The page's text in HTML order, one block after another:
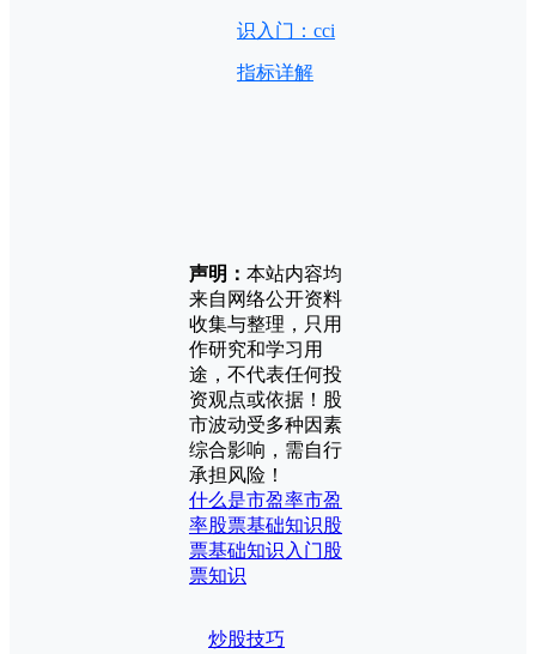
识入门：cci
指标详解
声明： 本站内容均
来自网络公开资料
收集与整理，只用
作研究和学习用
途，不代表任何投
资观点或依据！股
市波动受多种因素
综合影响，需自行
承担风险！
什么是市盈率市盈
率股票基础知识股
票基础知识入门 股
票知识
炒股技巧